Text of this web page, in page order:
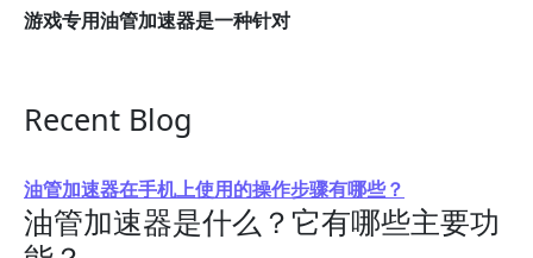
游戏专用油管加速器是一种针对
Recent Blog
油管加速器在手机上使用的操作步骤有哪些？
油管加速器是什么？它有哪些主要功